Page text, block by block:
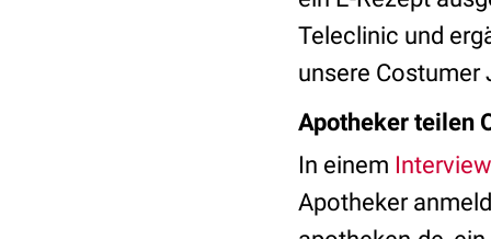
Teleclinic und
unsere Costumer
Apotheker teilen
In einem Interview
Apotheker